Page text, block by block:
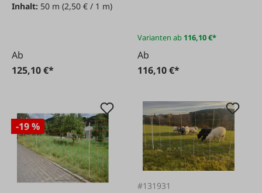
Inhalt: 50 m (2,50 € / 1 m)
Ab
125,10 €*
Varianten ab 116,10 €*
Ab
116,10 €*
-19 %
#131931